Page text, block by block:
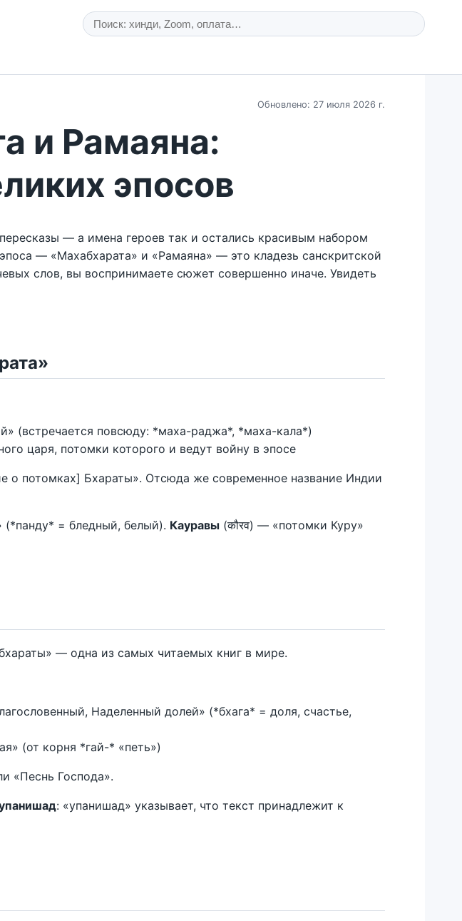
Обновлено: 27 июля 2026 г.
и Рамаяна:
эпосов
— а имена героев так и остались красивым набором
— «Махабхарата» и «Рамаяна» — это кладезь санскритской
слов, вы воспринимаете сюжет совершенно иначе. Увидеть
(встречается повсюду: *маха-раджа*, *маха-кала*)
царя, потомки которого и ведут войну в эпосе
о потомках] Бхараты». Отсюда же современное название Индии
(*панду* = бледный, белый). Кауравы (कौरव) — «потомки Куру»
— одна из самых читаемых книг в мире.
Наделенный долей» (*бхага* = доля, счастье,
(от корня *гай-* «петь»)
«Песнь Господа».
: «упанишад» указывает, что текст принадлежит к